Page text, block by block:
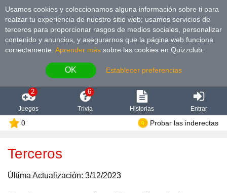
Usamos cookies y coleccionamos alguna información sobre ti para
realzar tu experiencia de nuestro sitio web; usamos servicios de
terceros para proporcionar rasgos de medios sociales, personalizar
contenido y anuncios, y asegurarnos que la página web funciona
correctamente. Aprender más sobre las cookies en Quizzclub.
OK Establecer preferencias
2
Juegos
6
Trivia Historias Entrar
0 Probar las inderectas
Terceros
Última Actualización: 3/12/2023